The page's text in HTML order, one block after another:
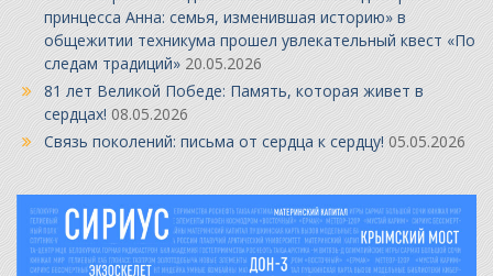
принцесса Анна: семья, изменившая историю» в
общежитии техникума прошел увлекательный квест «По
следам традиций» 20.05.2026
81 лет Великой Победе: Память, которая живет в
сердцах! 08.05.2026
Связь поколений: письма от сердца к сердцу! 05.05.2026